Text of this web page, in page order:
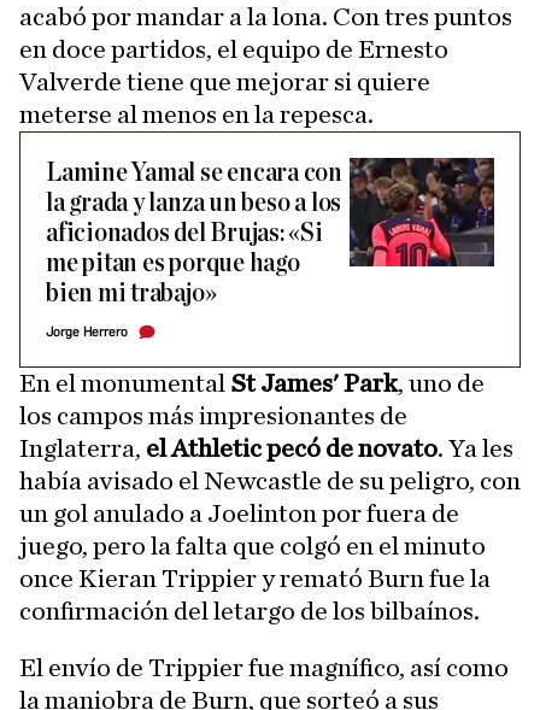
acabó por mandar a la lona. Con tres puntos
en doce partidos, el equipo de Ernesto
Valverde tiene que mejorar si quiere
meterse al menos en la repesca.
Lamine Yamal se encara con
la grada y lanza un beso a los
aficionados del Brujas: «Si
me pitan es porque hago
bien mi trabajo»
Jorge Herrero
En el monumental St James' Park, uno de
los campos más impresionantes de
Inglaterra, el Athletic pecó de novato. Ya les
había avisado el Newcastle de su peligro, con
un gol anulado a Joelinton por fuera de
juego, pero la falta que colgó en el minuto
once Kieran Trippier y remató Burn fue la
confirmación del letargo de los bilbaínos.
El envío de Trippier fue magnífico, así como
la maniobra de Burn, que sorteó a sus